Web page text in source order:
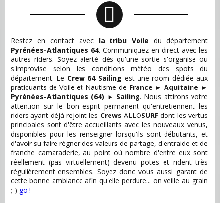
Restez en contact avec la tribu Voile du département
Pyrénées-Atlantiques 64. Communiquez en direct avec les
autres riders. Soyez alerté dès qu'une sortie s'organise ou
s'improvise selon les conditions météo des spots du
département. Le Crew 64 Sailing est une room dédiée aux
pratiquants de Voile et Nautisme de France ►Aquitaine ►
Pyrénées-Atlantiques (64) ► Sailing. Nous attirons votre
attention sur le bon esprit permanent qu'entretiennent les
riders ayant déjà rejoint les Crews ALLOSURF dont les vertus
principales sont d'être accueillants avec les nouveaux venus,
disponibles pour les renseigner lorsqu'ils sont débutants, et
d'avoir su faire régner des valeurs de partage, d'entraide et de
franche camaraderie, au point où nombre d'entre eux sont
réellement (pas virtuellement) devenu potes et rident très
régulièrement ensembles. Soyez donc vous aussi garant de
cette bonne ambiance afin qu'elle perdure... on veille au grain
;-) go !